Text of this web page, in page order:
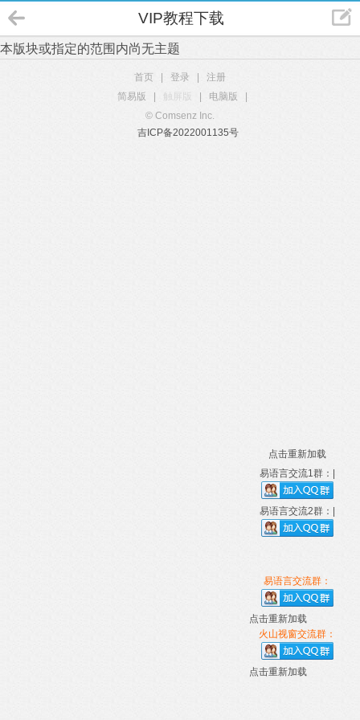
VIP教程下载
本版块或指定的范围内尚无主题
点击重新加载
易语言交流1群：|
易语言交流2群：|
易语言交流群：
点击重新加载
火山视窗交流群：
点击重新加载
首页 登录
注册
简易版
触屏版 电脑版
© Comsenz Inc.
吉ICP备2022001135号